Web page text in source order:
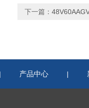
下一篇：
产品中心 |